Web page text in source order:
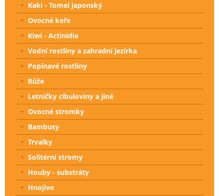
Kaki - Tomel japonský
Ovocné keře
Kiwi - Actinidia
Vodní rostliny a zahradní jezírka
Popínavé rostliny
Růže
Letničky cibuloviny a jiné
Ovocné stromky
Bambusy
Trvalky
Solitérní stromy
Houby - substráty
Hnojivo